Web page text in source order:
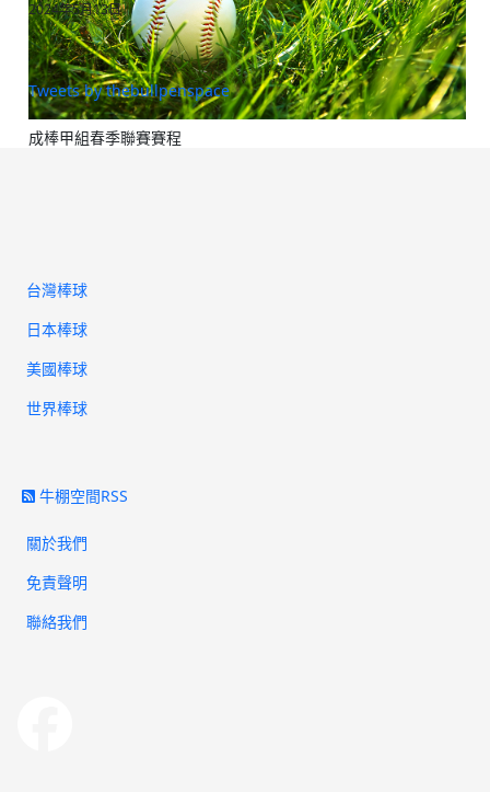
成棒甲組春季聯賽賽程
2024年5月13日
Tweets by thebullpenspace
台灣棒球
日本棒球
美國棒球
世界棒球
牛棚空間RSS
關於我們
免責聲明
聯絡我們